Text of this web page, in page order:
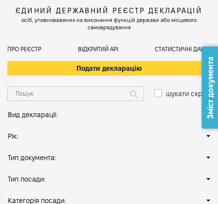
ЄДИНИЙ ДЕРЖАВНИЙ РЕЄСТР ДЕКЛАРАЦІЙ
осіб, уповноважених на виконання функцій держави або місцевого
самоврядування
ПРО РЕЄСТР ВІДКРИТИЙ АРІ СТАТИСТИЧНІ ДАНІ
Подати декларацію
шукати скрізь
Вид декларації:
Рік:
Тип документа:
Тип посади:
Категорія посади:
Зміст документа